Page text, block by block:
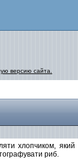
версию сайта.
хлопчиком, який
риб.